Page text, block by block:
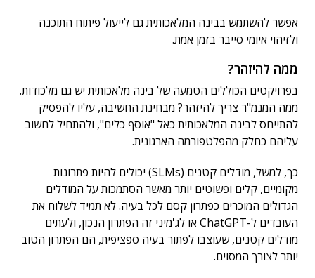
אפשר להשתמש בבינה המלאכותית גם לייעול פיתוח התוכנה
ולזיהוי איומי סייבר בזמן אמת.
ממה להיזהר?
בפרויקטים הכוללים הטמעה של בינה מלאכותית יש גם מלכודות.
ממה המנמ"ר צריך להיזהר? מבחינת החשיבה, עליו להפסיק
להתייחס לבינה המלאכותית כאל "אוסף כלים", ולהתחיל לחשוב
עליהם כחלק מהפלטפורמה הארגונית.
כך, למשל, מודלים קטנים (SLMs) יכולים להיות פתרונות
מקומיים, קלים ופשוטים יותר מאשר הסתמכות על המודלים
הגדולים המוכרים כפתרון קסם לכל בעיה. לא תמיד לשלוח את
העובדים ל-ChatGPT או לג'מיני זה הפתרון הנכון, ולעתים
מודלים קטנים, שעוצבו לפתור בעיה ספציפית, הם הפתרון הטוב
יותר לצורך המסוים.